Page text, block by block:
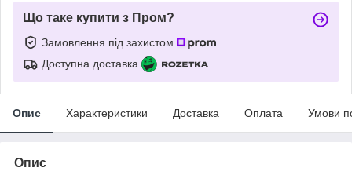
Що таке купити з Пром?
Замовлення під захистом
Доступна доставка
Опис Характеристики Доставка Оплата Умови
Опис